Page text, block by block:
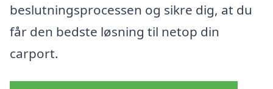
beslutningsprocessen og sikre dig, at du
får den bedste løsning til netop din
carport.